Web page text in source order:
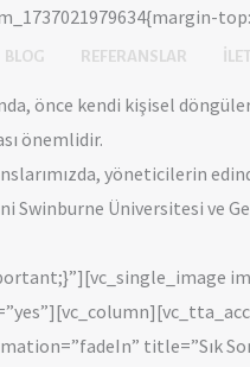
BLOG REFERANSLAR
önce kendi kişisel
önemlidir.
yöneticilerin
Swinburne Üniversitesi ve
title=”Sık